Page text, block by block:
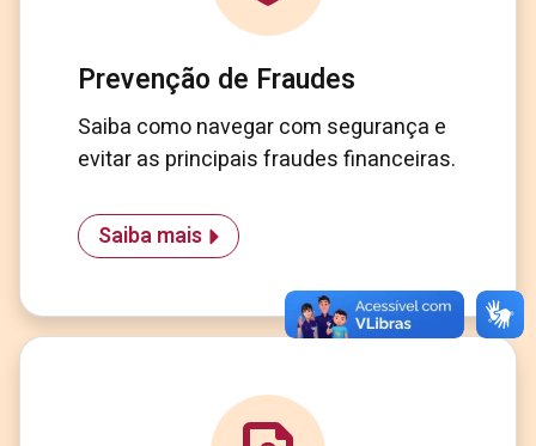
Prevenção de Fraudes
Saiba como navegar com segurança e
evitar as principais fraudes financeiras.
Saiba mais